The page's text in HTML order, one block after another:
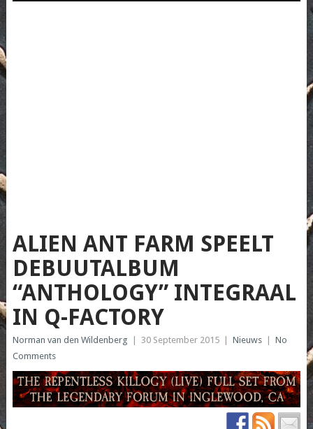
ALIEN ANT FARM SPEELT
DEBUUTALBUM
“ANTHOLOGY” INTEGRAAL
IN Q-FACTORY
Norman van den Wildenberg 30 September 2015 Nieuws
No
Comments